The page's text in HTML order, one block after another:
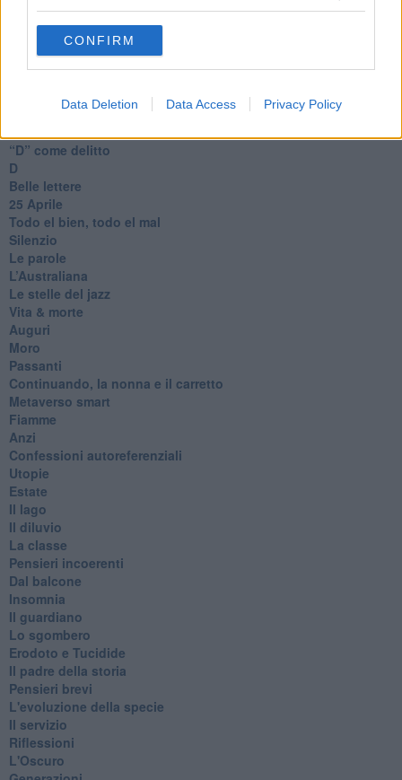
CONFIRM
Data Deletion Data Access Privacy Policy
O sonho de um prisioneiro
Memòrias
Sto qui
Bestiario
​“D” come delitto
D
Belle lettere
25 Aprile
Todo el bien, todo el mal
Silenzio
Le parole
​L’Australiana
Le stelle del jazz
Vita & morte
Auguri
Moro
Passanti
Continuando, la nonna e il carretto
Metaverso smart
Fiamme
Anzi
Confessioni autoreferenziali
Utopie
Estate
Il lago
Il diluvio
La classe
Pensieri incoerenti
Dal balcone
Insomnia
Il guardiano
Lo sgombero
Erodoto e Tucidide
Il padre della storia
Pensieri brevi
L'evoluzione della specie
Il servizio
Riflessioni
L'Oscuro